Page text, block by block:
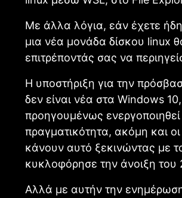
Με άλλα λόγια, εάν έχετε ήδη
μια νέα μονάδα δίσκου linux
επιτρέποντάς σας να
Η υποστήριξη για την
δεν είναι νέα στα Windows
προηγουμένως
πραγματικότητα, ακόμη και
κάνουν αυτό ξεκινώντας με
κυκλοφόρησε την άνοιξη του
Αλλά με αυτήν την